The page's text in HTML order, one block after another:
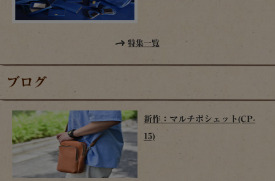
特集一覧
ブログ
新作：マルチポシェット(CP-
15)